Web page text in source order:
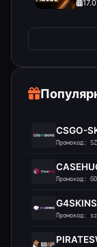
CSGO-
Промокод:
Промокод:
Промокод: